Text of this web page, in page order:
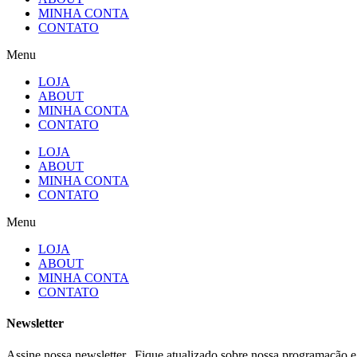
MINHA CONTA
CONTATO
Menu
LOJA
ABOUT
MINHA CONTA
CONTATO
LOJA
ABOUT
MINHA CONTA
CONTATO
Menu
LOJA
ABOUT
MINHA CONTA
CONTATO
Newsletter